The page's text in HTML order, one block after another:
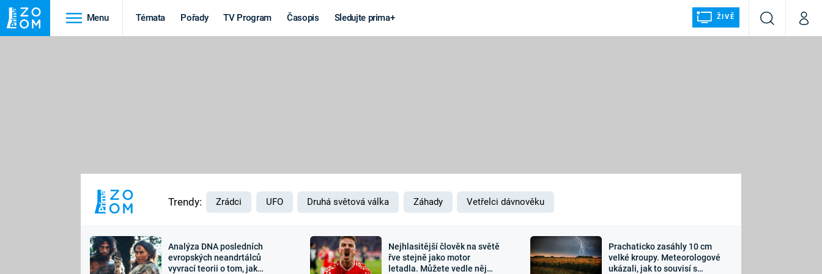
Menu Témata Pořady TV Program Časopis Sledujte prima+ ŽIVĚ
VyhledáváníMůj
MARS
Výročí
Záhady a
Zajímavosti Sledujte nás
Trendy: Zrádci UFO Druhá světová válka Záhady Vetřelci dávnověku
Analýza DNA posledních
evropských neandrtálců
vyvrací teorii o tom, jak
Nejhlasitější člověk na světě
řve stejně jako motor
letadla. Můžete vedle něj
Prachaticko zasáhly 10 cm
velké kroupy. Meteorologové
ukázali, jak to souvisí s